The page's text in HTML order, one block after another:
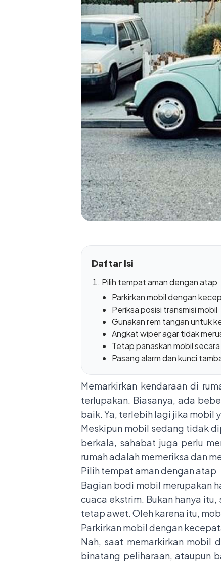
Daftar Isi
Pilih tempat aman dengan atap
Parkirkan mobil dengan
Periksa posisi transmisi mobil
Gunakan rem tangan untuk
Angkat wiper agar tidak
Tetap panaskan mobil
Pasang alarm dan kunci
Memarkirkan kendaraan di
terlupakan. Biasanya, ada
baik. Ya, terlebih lagi jika mobil
Meskipun mobil sedang tidak
berkala, sahabat juga perlu
rumah adalah memeriksa dan
Pilih tempat aman dengan atap
Bagian bodi mobil merupakan
cuaca ekstrim. Bukan hanya
tetap awet. Oleh karena itu,
Parkirkan mobil dengan
Nah, saat memarkirkan mobil
binatang peliharaan, ataupun